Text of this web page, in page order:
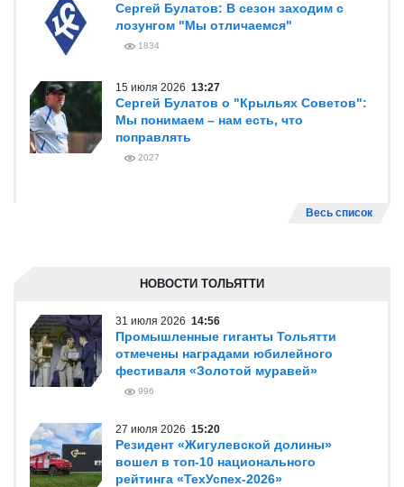
Сергей Булатов: В сезон заходим с
лозунгом "Мы отличаемся"
1834
15 июля 2026 13:27
Сергей Булатов о "Крыльях Советов":
Мы понимаем – нам есть, что
поправлять
2027
Весь список
НОВОСТИ ТОЛЬЯТТИ
31 июля 2026 14:56
Промышленные гиганты Тольятти
отмечены наградами юбилейного
фестиваля «Золотой муравей»
996
27 июля 2026 15:20
Резидент «Жигулевской долины»
вошел в топ-10 национального
рейтинга «ТехУспех-2026»